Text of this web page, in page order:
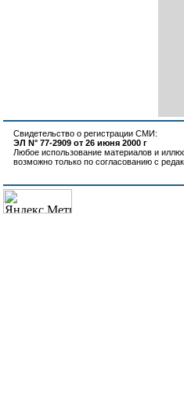
Свидетельство о регистрации СМИ:
ЭЛ N° 77-2909 от 26 июня 2000 г
Любое использование материалов и
возможно только по согласованию с